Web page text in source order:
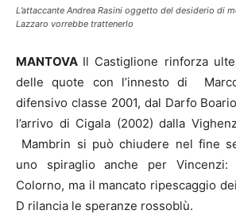
L’attaccante Andrea Rasini oggetto del desiderio di
Lazzaro vorrebbe trattenerlo
MANTOVA Il Castiglione rinforza
delle quote con l’innesto di
difensivo classe 2001, dal Darfo
l’arrivo di Cigala (2002) dalla
Mambrin si può chiudere nel fine
uno spiraglio anche per Vincenzi:
Colorno, ma il mancato ripescaggio
D rilancia le speranze rossoblù.